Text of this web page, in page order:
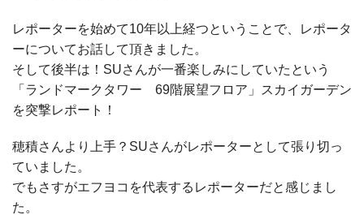
レポーターを始めて10年以上経つということで、レポータ
ーについてお話して頂きました。
そして後半は！SUさんが一番楽しみにしていたという
「ランドマークタワー 69階展望フロア」スカイガーデン
を突撃レポート！
穂積さんより上手？SUさんがレポーターとして張り切っ
ていました。
でもさすがエフヨコを代表するレポーターだと感じまし
た。